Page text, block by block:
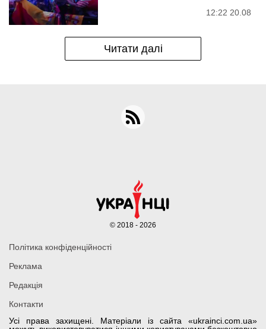
12:22 20.08
Читати далі
Усі права захищені. Матеріали із сайта «ukrainci.com.ua»
Політика конфіденційності
Реклама
Редакція
Контакти
© 2018 - 2026